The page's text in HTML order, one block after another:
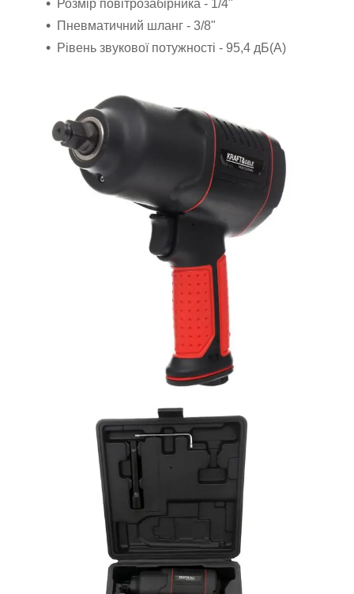
Розмір повітрозабірника - 1/4"
Пневматичний шланг - 3/8"
Рівень звукової потужності - 95,4 дБ(А)